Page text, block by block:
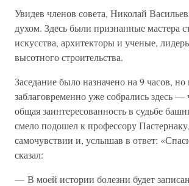
Увидев членов совета, Николай
духом. Здесь были признанные мастера
искусства, архитекторы и ученые,
высотного строительства.
Заседание было назначено на 9 часов, но
заблаговременно уже собрались здесь —
общая заинтересованность в судьбе
смело подошел к профессору
самочувствии и, услышав в ответ:
сказал:
— В моей истории болезни будет